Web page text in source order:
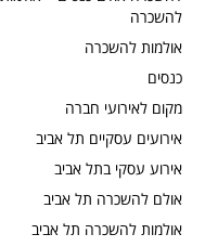
להשכרה
אולמות להשכרה
כנסים
מקום לאירועי חברה
אירועים עסקיים תל אביב
אירוע עסקי בתל אביב
אולם להשכרה תל אביב
אולמות להשכרה תל אביב